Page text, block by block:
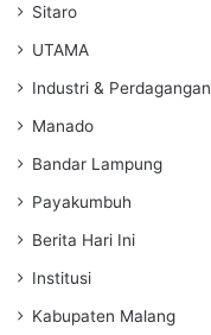
Sitaro
UTAMA
Industri & Perdagangan
Manado
Bandar Lampung
Payakumbuh
Berita Hari Ini
Institusi
Kabupaten Malang